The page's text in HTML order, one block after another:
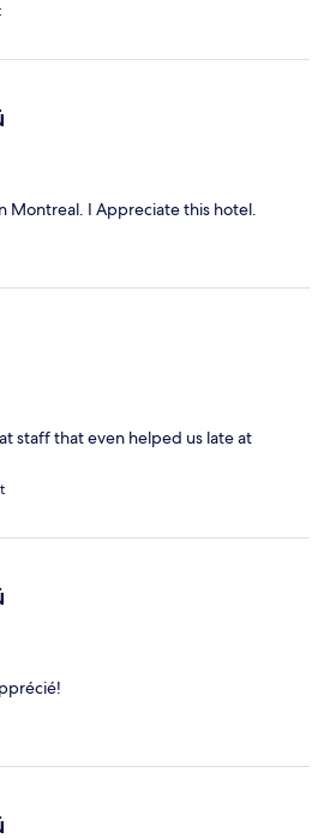
Montreal. I Appreciate this hotel.
staff that even helped us late at